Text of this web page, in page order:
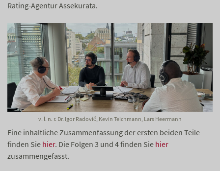
Rating-Agentur Assekurata.
v. l. n. r. Dr. Igor Radović, Kevin Teichmann, Lars Heermann
Eine inhaltliche Zusammenfassung der ersten beiden Teile
finden Sie hier. Die Folgen 3 und 4 finden Sie hier
zusammengefasst.